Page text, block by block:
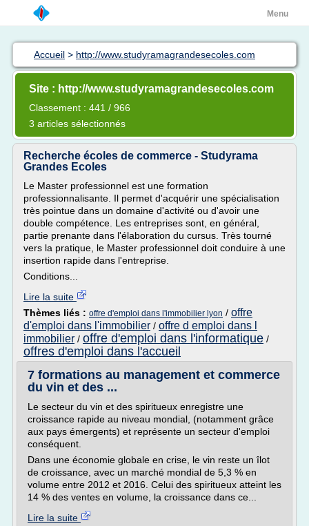
Menu
Accueil > http://www.studyramagrandesecoles.com
Site : http://www.studyramagrandesecoles.com
Classement : 441 / 966
3 articles sélectionnés
Recherche écoles de commerce - Studyrama
Grandes Ecoles
Le Master professionnel est une formation
professionnalisante. Il permet d'acquérir une spécialisation
très pointue dans un domaine d'activité ou d'avoir une
double compétence. Les entreprises sont, en général,
partie prenante dans l'élaboration du cursus. Très tourné
vers la pratique, le Master professionnel doit conduire à une
insertion rapide dans l'entreprise.
Conditions...
Lire la suite
Thèmes liés : offre d'emploi dans l'immobilier lyon / offre
d'emploi dans l'immobilier / offre d emploi dans l
immobilier / offre d'emploi dans l'informatique /
offres d'emploi dans l'accueil
7 formations au management et commerce
du vin et des ...
Le secteur du vin et des spiritueux enregistre une
croissance rapide au niveau mondial, (notamment grâce
aux pays émergents) et représente un secteur d'emploi
conséquent.
Dans une économie globale en crise, le vin reste un îlot
de croissance, avec un marché mondial de 5,3 % en
volume entre 2012 et 2016. Celui des spiritueux atteint les
14 % des ventes en volume, la croissance dans ce...
Lire la suite